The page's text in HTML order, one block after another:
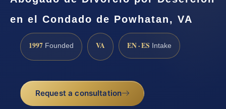
en el Condado de Powhatan, VA
1997 Founded VA EN · ES Intake
Request a consultation